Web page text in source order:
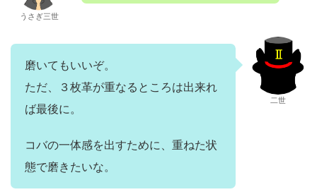
うさぎ三世
磨いてもいいぞ。
ただ、３枚革が重なるところは出来れ
ば最後に。
コバの一体感を出すために、重ねた状
態で磨きたいな。
二世